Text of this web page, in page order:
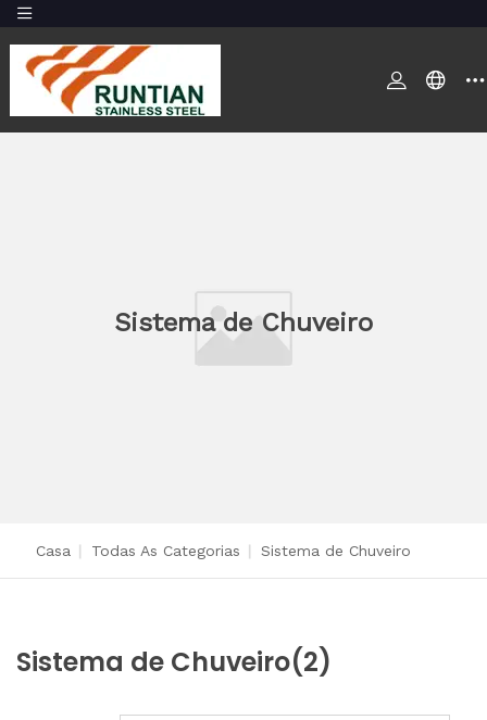
Sistema de Chuveiro
Casa Todas As Categorias Sistema de Chuveiro
Sistema de Chuveiro(2)